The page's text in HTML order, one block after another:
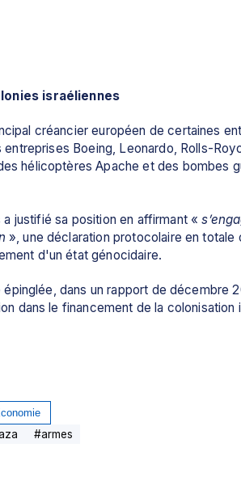
israéliennes
créancier européen de certaines
Boeing, Leonardo, Rolls-
hélicoptères Apache et des bombes
a justifié sa position en affirmant «
», une déclaration protocolaire en
d'un état génocidaire.
dans un rapport de décembre
dans le financement de la colonisation
#armes